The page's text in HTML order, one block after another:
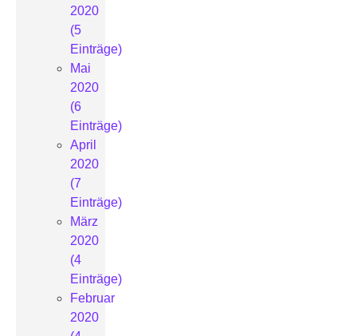
2020
(5
Einträge)
Mai
2020
(6
Einträge)
April
2020
(7
Einträge)
März
2020
(4
Einträge)
Februar
2020